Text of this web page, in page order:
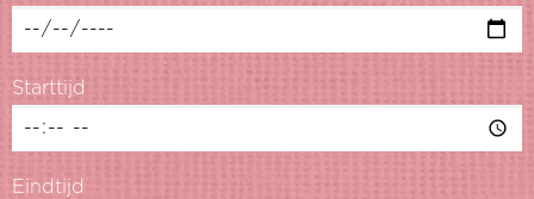
Starttijd
Eindtijd